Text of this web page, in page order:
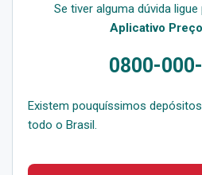
Se tiver alguma dúvida
Aplicativo
0800-
Existem pouquíssimos
todo o Brasil.